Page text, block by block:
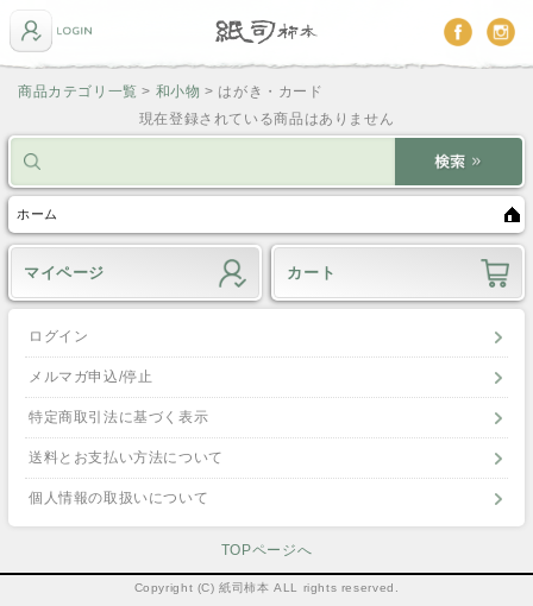
商品カテゴリ一覧 > 和小物 > はがき・カード
現在登録されている商品はありません
ホーム
マイページ カート
ログイン
メルマガ申込/停止
特定商取引法に基づく表示
送料とお支払い方法について
個人情報の取扱いについて
TOPページへ
Copyright (C) 紙司柿本 ALL rights reserved.